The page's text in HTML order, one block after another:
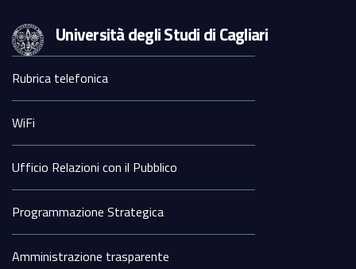
Università degli Studi di Cagliari
Sezione
Footer
Rubrica telefonica
WiFi
Ufficio Relazioni con il Pubblico
Programmazione Strategica
Amministrazione trasparente